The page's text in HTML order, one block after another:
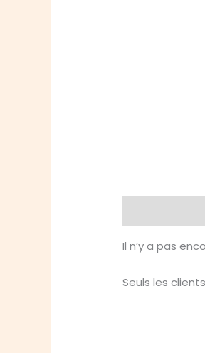
Il n’y a pas
Seuls les